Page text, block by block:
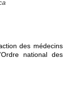
des médecins
national des